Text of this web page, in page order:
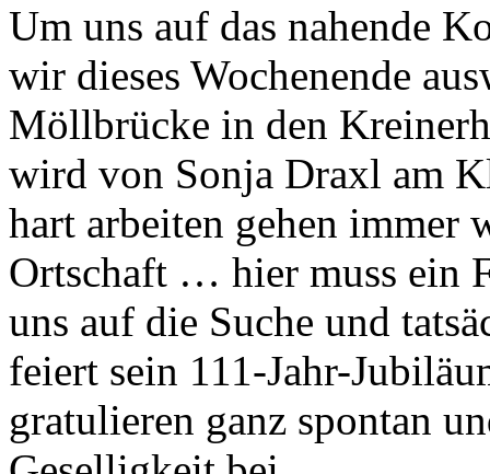
Um uns auf das nahende
wir dieses Wochenende
Möllbrücke in den
wird von Sonja Draxl am
hart arbeiten gehen immer
Ortschaft … hier muss ein
uns auf die Suche und
feiert sein 111-Jahr-
gratulieren ganz spontan